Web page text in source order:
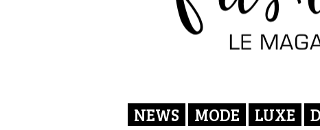
NEWS MODE LUXE